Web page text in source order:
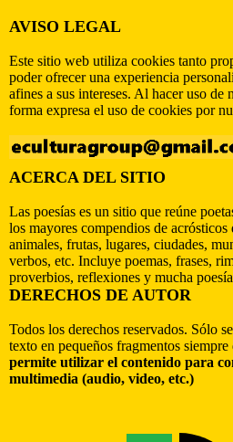
AVISO LEGAL
Este sitio web utiliza cookies tanto
poder ofrecer una experiencia
afines a sus intereses. Al hacer uso de
forma expresa el uso de cookies por
ACERCA DEL SITIO
Las poesías es un sitio que reúne
los mayores compendios de acrósticos
animales, frutas, lugares, ciudades,
verbos, etc. Incluye poemas, frases,
proverbios, reflexiones y mucha
DERECHOS DE AUTOR
Todos los derechos reservados. Sólo
texto en pequeños fragmentos siempre
permite utilizar el contenido para
multimedia (audio, video, etc.)